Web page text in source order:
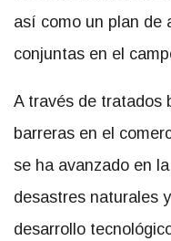
así como un plan de
conjuntas en el
A través de tratados
barreras en el
se ha avanzado en
desastres naturales
desarrollo